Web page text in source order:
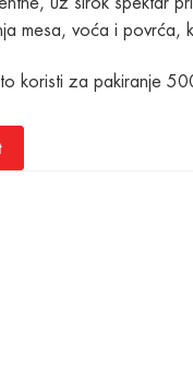
mesa, voća i povrća,
koristi za pakiranje